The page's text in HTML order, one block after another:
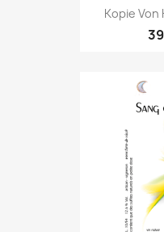
Kopie Von